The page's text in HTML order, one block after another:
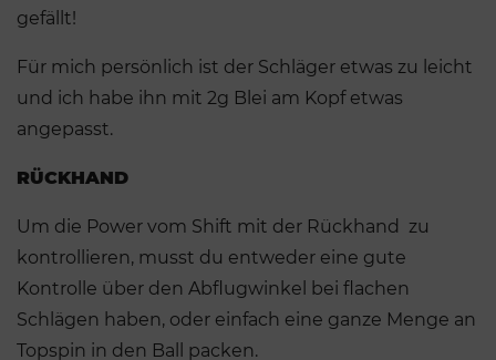
gefällt!
Für mich persönlich ist der Schläger etwas zu leicht
und ich habe ihn mit 2g Blei am Kopf etwas
angepasst.
RÜCKHAND
Um die Power vom Shift mit der Rückhand zu
kontrollieren, musst du entweder eine gute
Kontrolle über den Abflugwinkel bei flachen
Schlägen haben, oder einfach eine ganze Menge an
Topspin in den Ball packen.